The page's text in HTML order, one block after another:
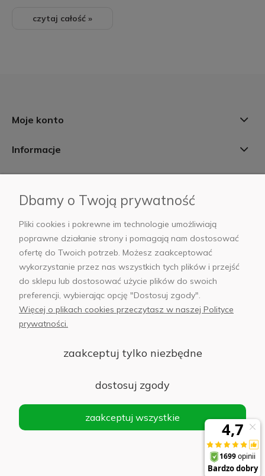
czytaj całość »
Moje konto
Informacje
AB Foto
sklep@abfoto.pl
+48 797 971 275
Sp. z o.o.
Siedziba: 02-486 WARSZAWA, Al. Jerozolimskie 176, NIP
1132646403 KRS nr 0000271999
realizacja imodules
Dbamy o Twoją prywatność
Pliki cookies i pokrewne im technologie umożliwiają
poprawne działanie strony i pomagają nam dostosować
ofertę do Twoich potrzeb. Możesz zaakceptować
wykorzystanie przez nas wszystkich tych plików i przejść
do sklepu lub dostosować użycie plików do swoich
preferencji, wybierając opcję "Dostosuj zgody".
Więcej o plikach cookies przeczytasz w naszej Polityce
prywatności.
zaakceptuj tylko niezbędne
dostosuj zgody
zaakceptuj wszystkie